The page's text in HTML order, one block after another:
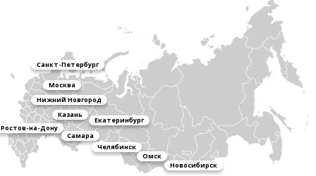
Санкт-Петербург
Москва
Нижний Новгород
Казань
Екатеринбург
Ростов-на-Дону
Самара
Челябинск
Омск
Новосибирск